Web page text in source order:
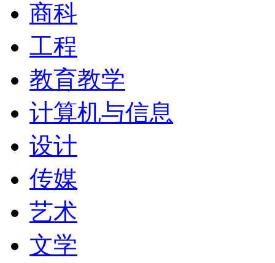
示萨塞克斯大学位于第
评估中则位于第11位。
中名列世界第79位，英
报誉为拥有最好的化学
斯大学的Geoff Cloke教
而2008年的世界大学排
大学前20名，欧洲大学
商科
工程
教育教学
计算机与信息
设计
传媒
艺术
文学